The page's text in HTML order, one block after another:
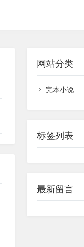
网站分类
完本小说
标签列表
最新留言